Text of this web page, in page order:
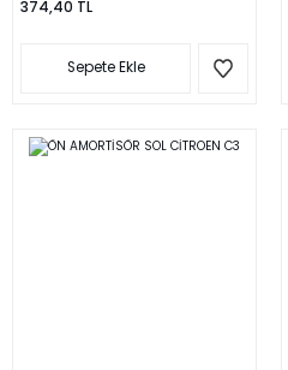
374,40 TL
Sepete Ekle